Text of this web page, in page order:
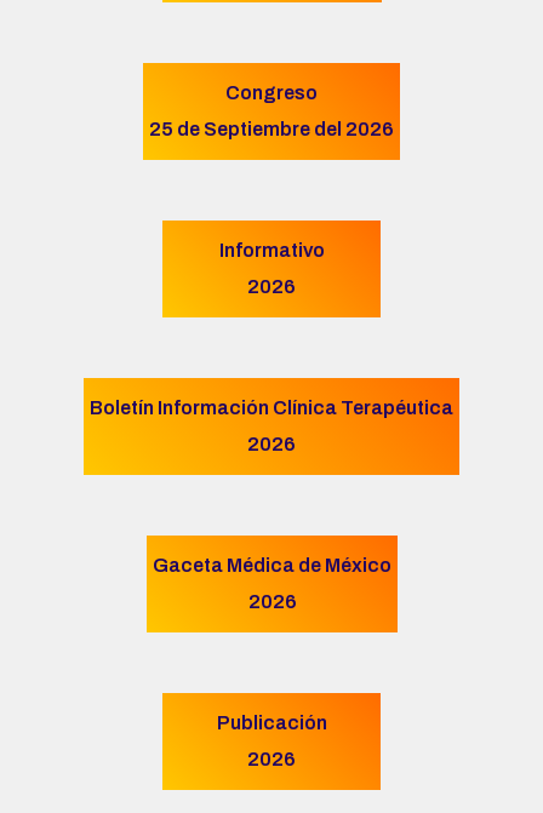
Congreso
25 de Septiembre del 2026
Informativo
2026
Boletín Información Clínica Terapéutica
2026
Gaceta Médica de México
2026
Publicación
2026